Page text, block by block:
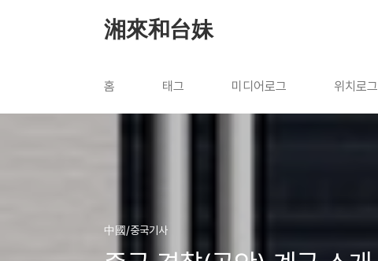
湘來和台妹
홈 태그 미디어로그 위치로그
中國/중국기사